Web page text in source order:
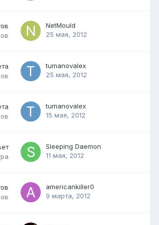
NetMould
25 мая, 2012
tumanovalex
25 мая, 2012
tumanovalex
15 мая, 2012
Sleeping Daemon
11 мая, 2012
americankiller0
9 марта, 2012